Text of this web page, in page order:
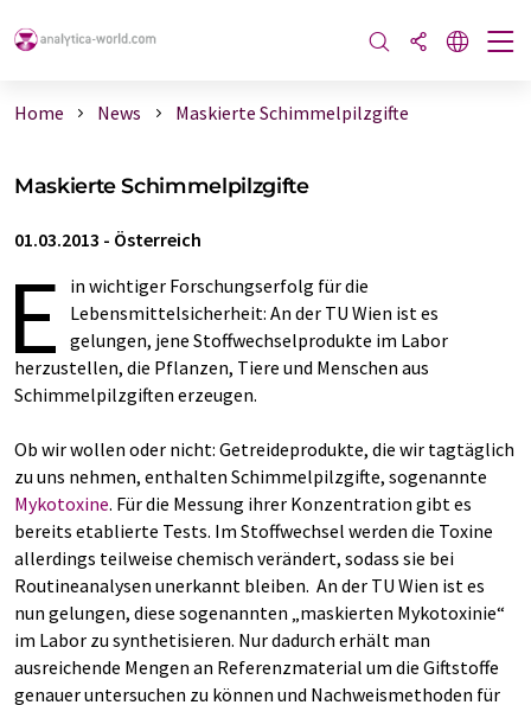
Home News Maskierte Schimmelpilzgifte
Maskierte Schimmelpilzgifte
01.03.2013 - Österreich
E
in wichtiger Forschungserfolg für die
Lebensmittelsicherheit: An der TU Wien ist es
gelungen, jene Stoffwechselprodukte im Labor
herzustellen, die Pflanzen, Tiere und Menschen aus
Schimmelpilzgiften erzeugen.
Ob wir wollen oder nicht: Getreideprodukte, die wir tagtäglich
zu uns nehmen, enthalten Schimmelpilzgifte, sogenannte
Mykotoxine. Für die Messung ihrer Konzentration gibt es
bereits etablierte Tests. Im Stoffwechsel werden die Toxine
allerdings teilweise chemisch verändert, sodass sie bei
Routineanalysen unerkannt bleiben. An der TU Wien ist es
nun gelungen, diese sogenannten „maskierten Mykotoxinie“
im Labor zu synthetisieren. Nur dadurch erhält man
ausreichende Mengen an Referenzmaterial um die Giftstoffe
genauer untersuchen zu können und Nachweismethoden für